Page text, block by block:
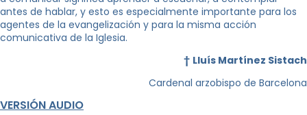
antes de hablar, y esto es especialmente importante para los
agentes de la evangelización y para la misma acción
comunicativa de la Iglesia.
† Lluís Martínez Sistach
Cardenal arzobispo de Barcelona
VERSIÓN AUDIO